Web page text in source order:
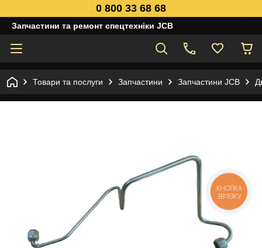
0 800 33 68 68
Запчастини та ремонт спецтехніки JCB
Товари та послуги Запчастини Запчастини JCB
КНОПКА
ЗВ'ЯЗКУ